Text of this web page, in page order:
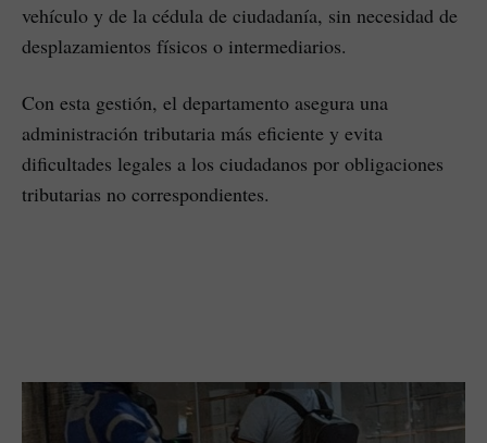
vehículo y de la cédula de ciudadanía, sin necesidad de
desplazamientos físicos o intermediarios.
Con esta gestión, el departamento asegura una
administración tributaria más eficiente y evita
dificultades legales a los ciudadanos por obligaciones
tributarias no correspondientes.